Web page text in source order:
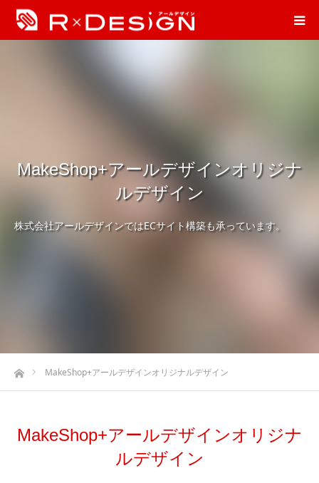
MakeShop+アールデザインオリジナ
ルデザイン
株式会社アールデザインではECサイト構築も承っています。
ホームMakeShop+アールデザインオリジナルデザイン
MakeShop+アールデザインオリジナ
ルデザイン